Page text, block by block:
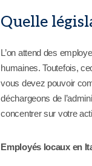
Quelle
L’on attend des
humaines. Toutefois,
vous devez pouvoir
déchargeons de
concentrer sur votre
Employés locaux en